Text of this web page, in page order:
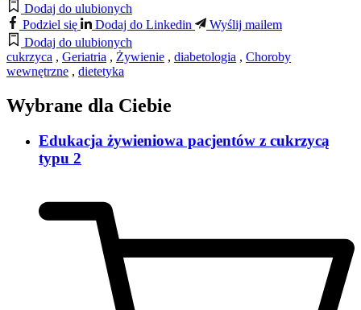
Dodaj do ulubionych
Podziel się
Dodaj do Linkedin
Wyślij mailem
Dodaj do ulubionych
cukrzyca , Geriatria , Żywienie , diabetologia , Choroby
wewnętrzne , dietetyka
Wybrane dla Ciebie
Edukacja żywieniowa pacjentów z cukrzycą
typu 2